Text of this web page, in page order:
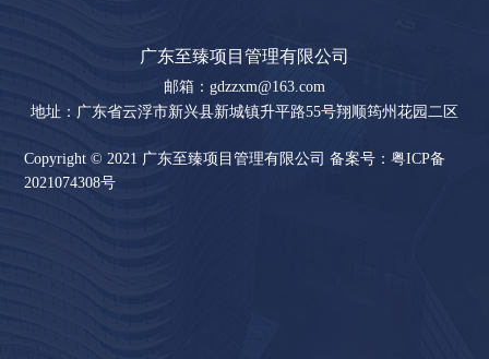
广东至臻项目管理有限公司
邮箱：gdzzxm@163.com
地址：广东省云浮市新兴县新城镇升平路55号翔顺筠州花园二区
Copyright © 2021 广东至臻项目管理有限公司 备案号：粤ICP备
2021074308号